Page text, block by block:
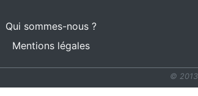
Qui sommes-nous ?
Mentions légales
©